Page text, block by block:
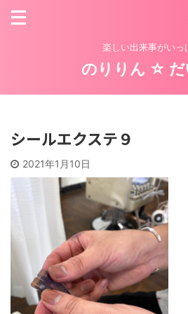
楽しい出来事がいっ
のりりん ☆ だ
シールエクステ９
2021年1月10日